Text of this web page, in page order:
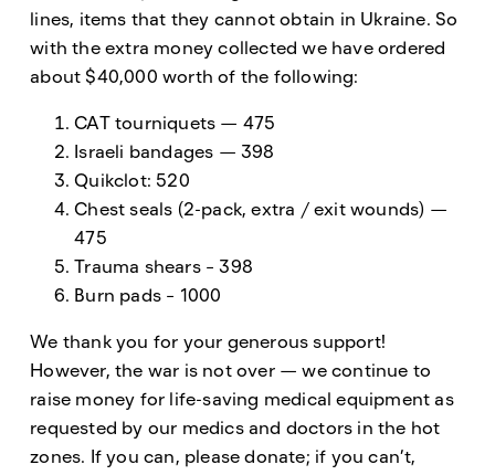
lines, items that they cannot obtain in Ukraine. So
with the extra money collected we have ordered
about $40,000 worth of the following:
CAT tourniquets — 475
Israeli bandages — 398
Quikclot: 520
Сhest seals (2-pack, extra / exit wounds) —
475
Trauma shears – 398
Burn pads – 1000
We thank you for your generous support!
However, the war is not over — we continue to
raise money for life-saving medical equipment as
requested by our medics and doctors in the hot
zones. If you can, please donate; if you can’t,